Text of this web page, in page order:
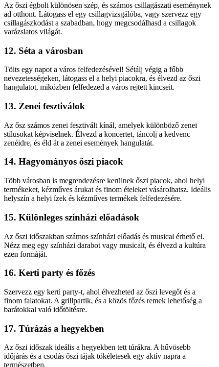
Az őszi égbolt különösen szép, és számos csillagászati eseménynek
ad otthont. Látogass el egy csillagvizsgálóba, vagy szervezz egy
csillagászkodást a szabadban, hogy megcsodálhasd a csillagok
varázslatos világát.
12. Séta a városban
Tölts egy napot a város felfedezésével! Sétálj végig a főbb
nevezetességeken, látogass el a helyi piacokra, és élvezd az őszi
hangulatot, miközben felfedezed a város rejtett kincseit.
13. Zenei fesztiválok
Az ősz számos zenei fesztivált kínál, amelyek különböző zenei
stílusokat képviselnek. Élvezd a koncertet, táncolj a kedvenc
zenéidre, és éld át a zenei események hangulatát.
14. Hagyományos őszi piacok
Több városban is megrendezésre kerülnek őszi piacok, ahol helyi
termékeket, kézműves árukat és finom ételeket vásárolhatsz. Ideális
helyszín a helyi ízek és kézműves termékek felfedezésére.
15. Különleges színházi előadások
Az őszi időszakban számos színházi előadás és musical érhető el.
Nézz meg egy színházi darabot vagy musicalt, és élvezd a kultúra
ezen formáját.
16. Kerti party és főzés
Szervezz egy kerti party-t, ahol élvezheted az őszi levegőt és a
finom falatokat. A grillpartik, és a közös főzés remek lehetőség a
barátokkal való időtöltésre.
17. Túrázás a hegyekben
Az őszi időszak ideális a hegyekben tett túrákra. A hűvösebb
időjárás és a csodás őszi tájak tökéletesek egy aktív napra a
természetben.